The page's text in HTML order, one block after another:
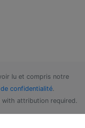
lu et compris notre
confidentialité.
with attribution required.